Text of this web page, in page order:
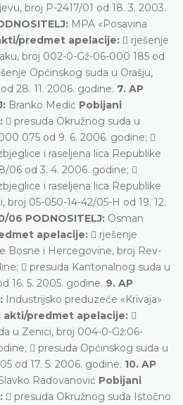
broj P-2417/01 od 18. 3. 2003.
MPA «Posavina
predmet apelacije:  rješenje
broj 002-0-Gž-06-000 185 od
Općinskog suda u Orašju,
28. 11. 2006. godine. 7. AP
Branko Medić Pobijani
 presuda Okružnog suda u
075 od 9. 6. 2006. godine; 
i raseljena lica Republike
06 od 3. 4. 2006. godine; 
i raseljena lica Republike
broj 05-050-14-42/05-H od 19. 12.
06 PODNOSITELJ: Osman
apelacije:  rješenje
Bosne i Hercegovine, broj Rev-
 presuda Kantonalnog suda u
16. 5. 2005. godine. 9. AP
Industrijsko preduzeće «Krivaja»
akti/predmet apelacije: 
u Zenici, broj 004-0-Gž:06-
 presuda Općinskog suda u
od 17. 5. 2006. godine. 10. AP
Radovanović Pobijani
 presuda Okružnog suda Istočno